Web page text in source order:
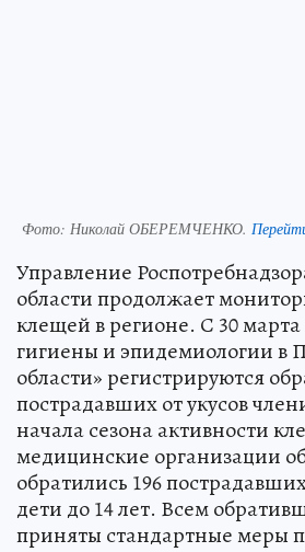
Фото: Николай ОБЕРЕМЧЕНКО.
Управление
области продолжает
клещей в регионе. С 30
гигиены и эпидемиологии в
области» регистрируются
пострадавших от укусов
начала сезона активности
медицинские организации
обратились 196
дети до 14 лет. Всем
приняты стандартные меры